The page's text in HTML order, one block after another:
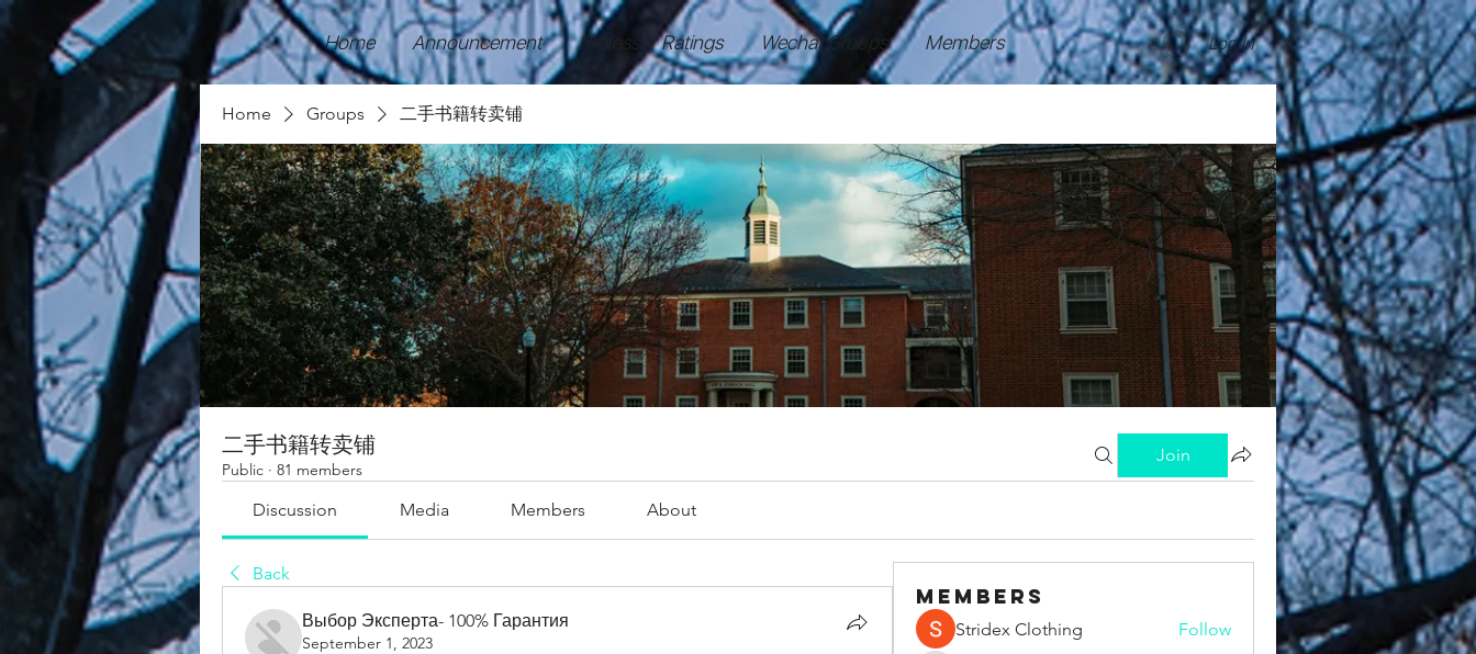
Home Announcement Professor Ratings Wechat Groups Members Log In
Home Groups 二手书籍转卖铺
二手书籍转卖铺
Public · 81 members
Join
Discussion Media Members About
Back
Выбор Эксперта- 100% Гарантия
September 1, 2023
Members
Stridex Clothing
Follow